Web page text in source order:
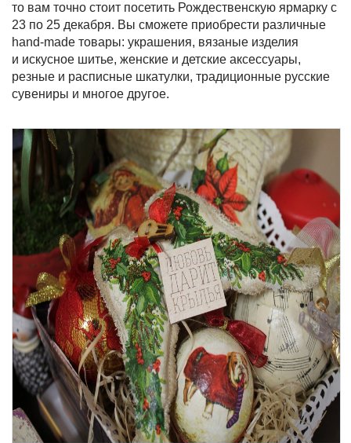
то вам точно стоит посетить Рождественскую ярмарку с
23 по 25 декабря. Вы сможете приобрести различные
hand-made товары: украшения, вязаные изделия
и искусное шитье, женские и детские аксессуары,
резные и расписные шкатулки, традиционные русские
сувениры и многое другое.